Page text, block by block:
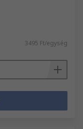
3495 Ft/egység